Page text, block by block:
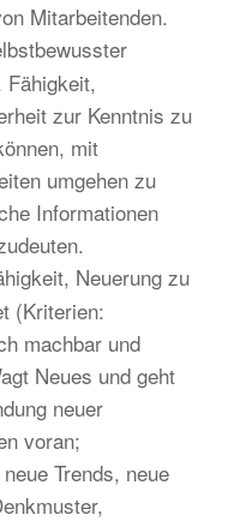
Mitarbeitenden.
Fähigkeit,
zur Kenntnis zu
mit
umgehen zu
Informationen
Neuerung zu
(Kriterien:
machbar und
Neues und geht
neuer
voran;
Trends, neue